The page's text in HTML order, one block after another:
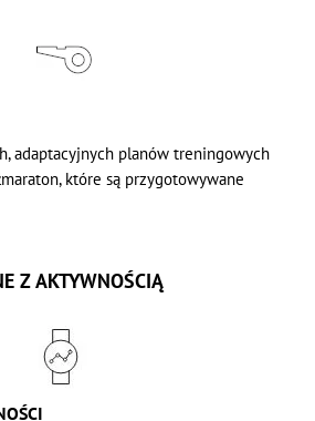
adaptacyjnych planów treningowych
które są przygotowywane
Z AKTYWNOŚCIĄ